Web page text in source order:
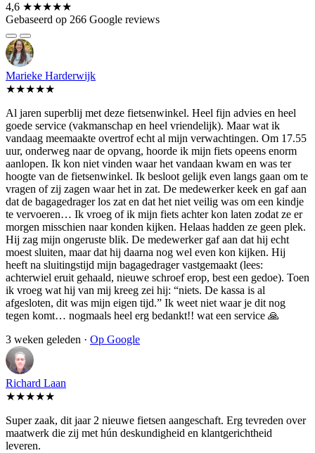
4,6 ★★★★★
Gebaseerd op 266 Google reviews
Marieke Harderwijk
★★★★★
Al jaren superblij met deze fietsenwinkel. Heel fijn advies en heel
goede service (vakmanschap en heel vriendelijk). Maar wat ik
vandaag meemaakte overtrof echt al mijn verwachtingen. Om 17.55
uur, onderweg naar de opvang, hoorde ik mijn fiets opeens enorm
aanlopen. Ik kon niet vinden waar het vandaan kwam en was ter
hoogte van de fietsenwinkel. Ik besloot gelijk even langs gaan om te
vragen of zij zagen waar het in zat. De medewerker keek en gaf aan
dat de bagagedrager los zat en dat het niet veilig was om een kindje
te vervoeren… Ik vroeg of ik mijn fiets achter kon laten zodat ze er
morgen misschien naar konden kijken. Helaas hadden ze geen plek.
Hij zag mijn ongeruste blik. De medewerker gaf aan dat hij echt
moest sluiten, maar dat hij daarna nog wel even kon kijken. Hij
heeft na sluitingstijd mijn bagagedrager vastgemaakt (lees:
achterwiel eruit gehaald, nieuwe schroef erop, best een gedoe). Toen
ik vroeg wat hij van mij kreeg zei hij: “niets. De kassa is al
afgesloten, dit was mijn eigen tijd.” Ik weet niet waar je dit nog
tegen komt… nogmaals heel erg bedankt!! wat een service 🙏
3 weken geleden · Op Google
Richard Laan
★★★★★
Super zaak, dit jaar 2 nieuwe fietsen aangeschaft. Erg tevreden over
maatwerk die zij met hún deskundigheid en klantgerichtheid
leveren.